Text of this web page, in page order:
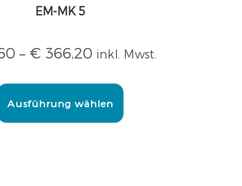
EM-MK 5
– € 366,20 inkl. Mwst.
Ausführung wählen